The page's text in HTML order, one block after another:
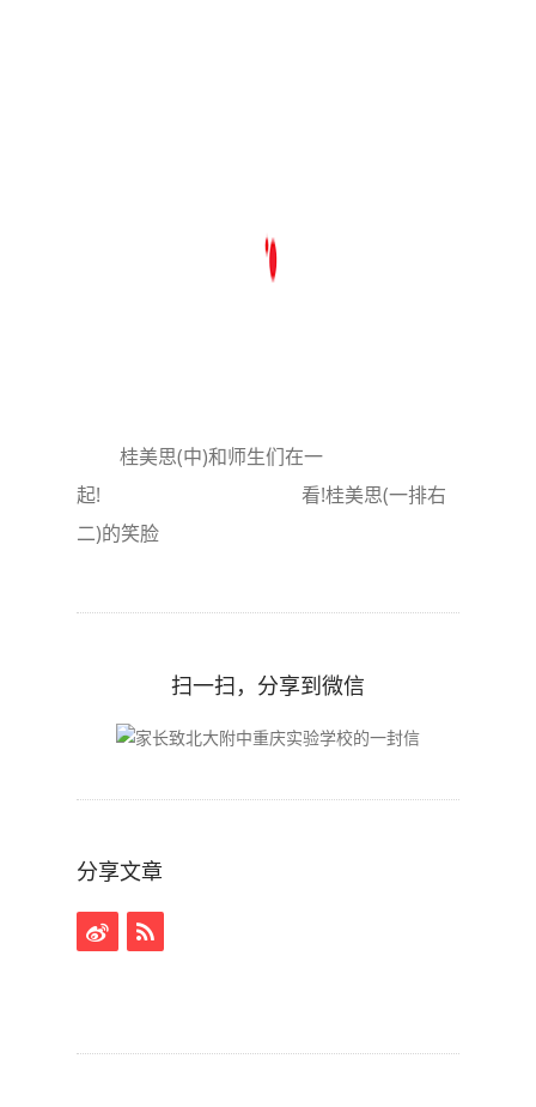
桂美思(中)和师生们在一
起! 看!桂美思(一排右
二)的笑脸
扫一扫，分享到微信
分享文章